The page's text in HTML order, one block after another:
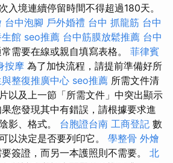
入境連續停留時間不得超過180天。
台中泡腳 戶外婚禮 台中 抓龍筋 台中
館 seo推薦 台中筋膜放鬆推薦 台中
需要在線或親自填寫表格。 菲律賓
按摩 為了加快流程，請提前準備好所
整復推廣中心 seo推薦 所需文件清
以及上一節「所需文件」中突出顯示
您發現其中有錯誤，請根據要求進
影、格式。 台胞證台南 工商登記 數
以決定是否要列印它。 學整骨 外燴
簽證，而另一本護照則不需要。 北